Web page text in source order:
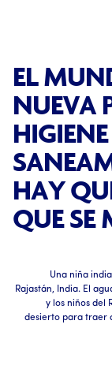
EL
NUEVA
HAY
QUE SE
Una niña
Rajastán, India. El
y los niños del
desierto para traer